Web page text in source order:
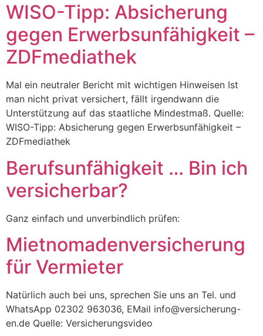
WISO-Tipp: Absicherung
gegen Erwerbsunfähigkeit –
ZDFmediathek
Mal ein neutraler Bericht mit wichtigen Hinweisen Ist
man nicht privat versichert, fällt irgendwann die
Unterstützung auf das staatliche Mindestmaß. Quelle:
WISO-Tipp: Absicherung gegen Erwerbsunfähigkeit –
ZDFmediathek
Berufsunfähigkeit … Bin ich
versicherbar?
Ganz einfach und unverbindlich prüfen:
Mietnomadenversicherung
für Vermieter
Natürlich auch bei uns, sprechen Sie uns an Tel. und
WhatsApp 02302 963036, EMail info@versicherung-
en.de Quelle: Versicherungsvideo